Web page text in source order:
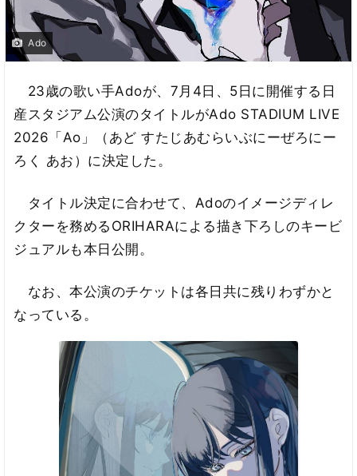
Ado
23歳の歌い手Adoが、7月4日、5日に開催する日
産スタジアム公演のタイトルがAdo STADIUM LIVE
2026「Ao」（あど すたじあむらいぶにーぜろにー
ろく あお）に決定した。
タイトル決定に合わせて、Adoのイメージディレ
クターを務めるORIHARAによる描き下ろしのキービ
ジュアルも本日公開。
なお、本公演のチケットは各日共に残りわずかと
なっている。